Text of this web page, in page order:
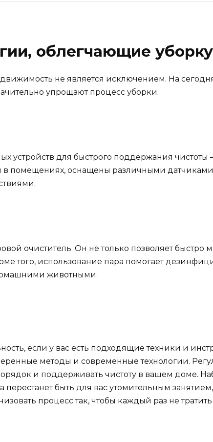
облегчающие уборку
не является исключением. На
упрощают процесс уборки.
устройств для быстрого поддержания чистоты
помещениях, оснащены различными
очиститель. Он не только позволяет быстро
того, использование пара помогает
животными.
если у вас есть подходящие техники и
методы и современные технологии.
и поддерживать чистоту в вашем доме.
быть для вас утомительным
процесс так, чтобы каждый раз не